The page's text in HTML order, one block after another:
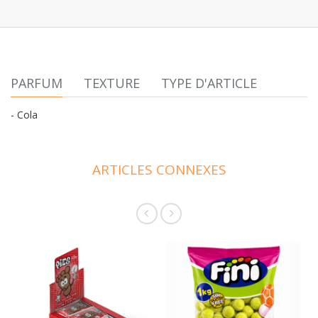
PARFUM TEXTURE TYPE D'ARTICLE
- Cola
ARTICLES CONNEXES